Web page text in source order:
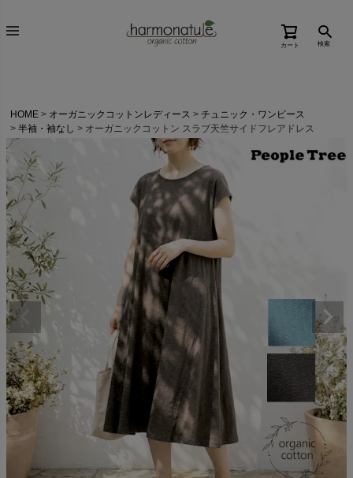
カート 検索
HOME オーガニックコットンレディース
チュニック・ワンピース
半袖・袖なし
オーガニックコットン スラブ天竺サイドフレアドレス